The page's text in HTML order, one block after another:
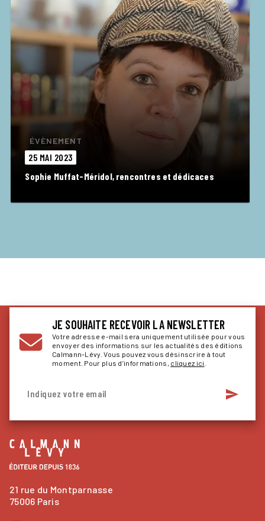
ÉVÈNEMENT
25 MAI 2023
Sophie Muffat-Méridol, rencontres et dédicaces
JE SOUHAITE RECEVOIR LA NEWSLETTER
Votre adresse e-mail sera uniquement utilisée pour vous
envoyer des informations sur les actualités des éditions
Calmann-Lévy. Vous pouvez vous désinscrire à tout
moment. Pour plus d’informations, cliquez ici
Indiquez votre email send
21 rue du Montparnasse
75006 Paris